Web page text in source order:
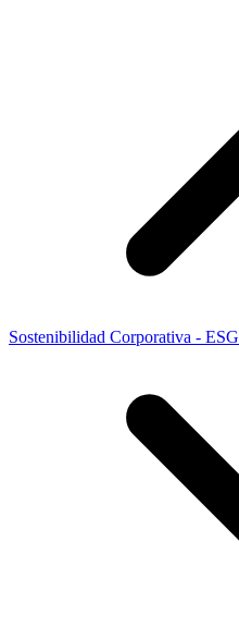
Sostenibilidad Corporativa - ESG